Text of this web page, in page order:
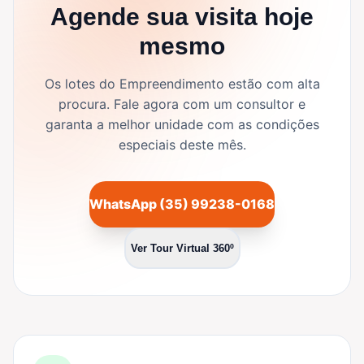
Agende sua visita hoje
mesmo
Os lotes do Empreendimento estão com alta
procura. Fale agora com um consultor e
garanta a melhor unidade com as condições
especiais deste mês.
WhatsApp (35) 99238-0168
Ver Tour Virtual 360º